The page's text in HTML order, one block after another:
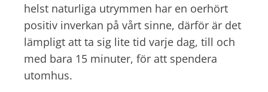
helst naturliga utrymmen har en oerhört
positiv inverkan på vårt sinne, därför är det
lämpligt att ta sig lite tid varje dag, till och
med bara 15 minuter, för att spendera
utomhus.